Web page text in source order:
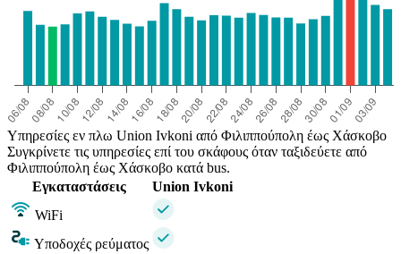
Υπηρεσίες εν πλω Union Ivkoni από Φιλιππούπολη έως Χάσκοβο
Συγκρίνετε τις υπηρεσίες επί του σκάφους όταν ταξιδεύετε από
Φιλιππούπολη έως Χάσκοβο κατά bus.
Εγκαταστάσεις
Union Ivkoni
WiFi
Υποδοχές ρεύματος